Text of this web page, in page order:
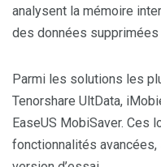
analysent la mémoire
des données
Parmi les solutions les
Tenorshare UltData,
EaseUS MobiSaver. Ces
fonctionnalités avancées,